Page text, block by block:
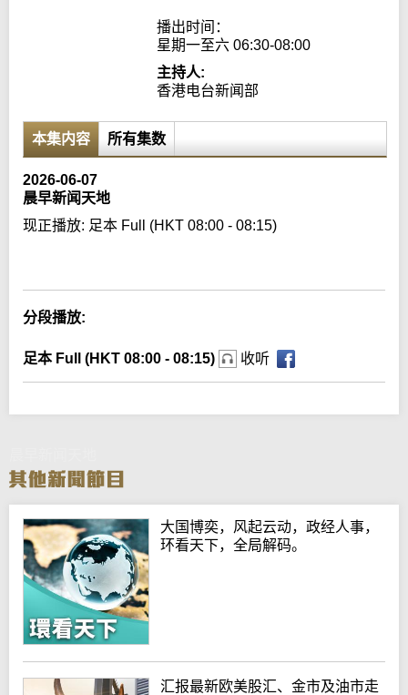
播出时间：
星期一至六 06:30-08:00
主持人:
香港电台新闻部
本集内容 所有集数
2026-06-07
晨早新闻天地
现正播放: 足本 Full (HKT 08:00 - 08:15)
分段播放:
足本 Full (HKT 08:00 - 08:15) 收听
大国博奕，风起云动，政经人事，
环看天下，全局解码。
汇报最新欧美股汇、金市及油市走